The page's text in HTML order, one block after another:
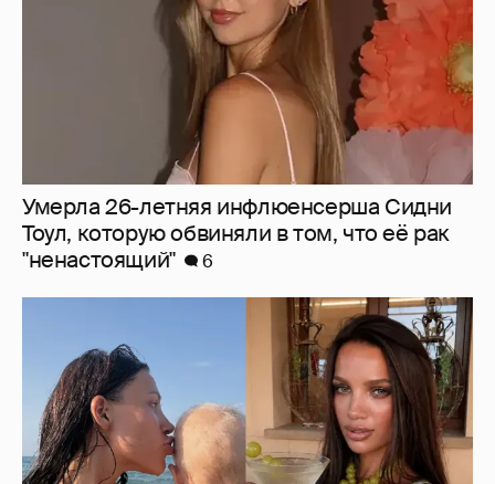
Экскурсия на винодельню и йога: жена
владельца "Эксмо" Инесса Шевчук
отдыхает с детьми в Италии
22